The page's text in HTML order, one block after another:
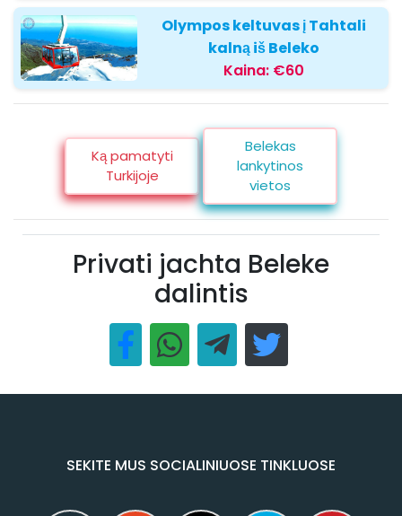
Olympos keltuvas į Tahtali
kalną iš Beleko
Kaina: €60
Ką pamatyti
Turkijoje
Belekas
lankytinos
vietos
Privati jachta Beleke
dalintis
SEKITE MUS SOCIALINIUOSE TINKLUOSE